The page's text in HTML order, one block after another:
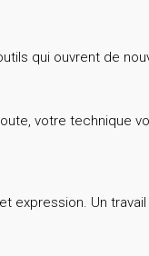
qui ouvrent de
votre technique
expression. Un